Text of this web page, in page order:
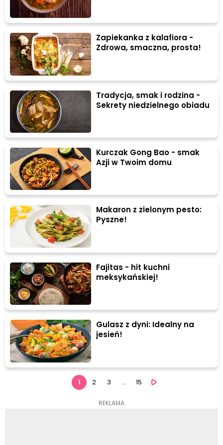
Zapiekanka z kalafiora -
Zdrowa, smaczna, prosta!
Tradycja, smak i rodzina -
Sekrety niedzielnego obiadu
Kurczak Gong Bao - smak
Azji w Twoim domu
Makaron z zielonym pesto:
Pyszne!
Fajitas - hit kuchni
meksykańskiej!
Gulasz z dyni: Idealny na
jesień!
1 2 3 ... 15
REKLAMA